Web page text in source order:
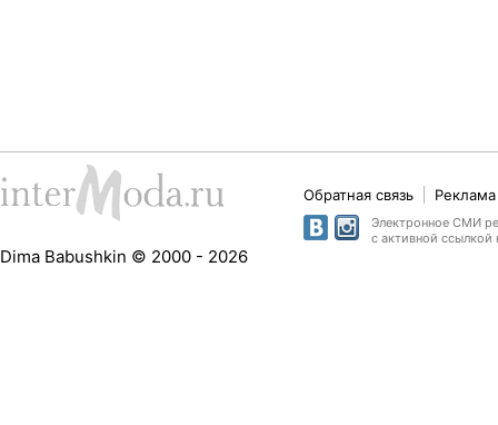
Dima Babushkin © 2000 - 2026
Обратная связь
Электронное СМИ
с активной ссылкой